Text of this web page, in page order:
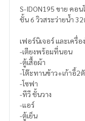
S-IDON195 ขาย คอน
เฟอร์นิเจอร์ และเครื่อ
-เตียงพร้อมที่นอน
-ตู้เสื้อผ้า
-โต๊ะทานข้าว+เก้าอี้2
-โซฟา
-ทีวี ชั้นวาง
-แอร์
-ตู้เย็น